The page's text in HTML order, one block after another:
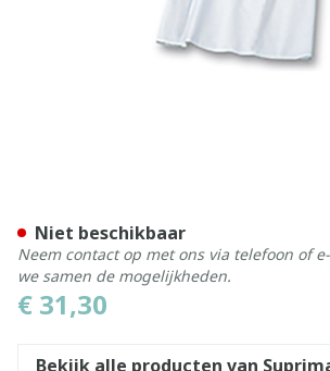
€ 31,30
Niet beschikbaar
Neem contact op met ons via telefoon of
we samen de mogelijkheden.
Bekijk alle producten van